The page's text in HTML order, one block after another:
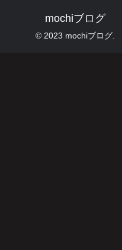
mochiブログ
© 2023 mochiブログ.